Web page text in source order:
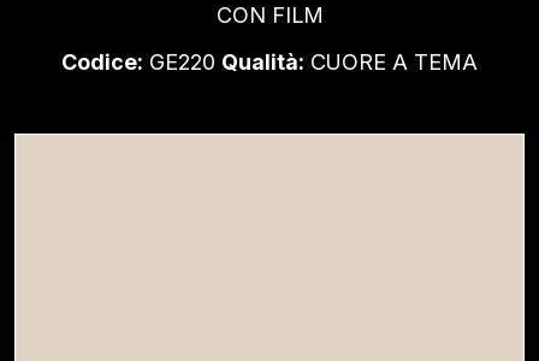
CON FILM
Codice: GE220 Qualità: CUORE A TEMA